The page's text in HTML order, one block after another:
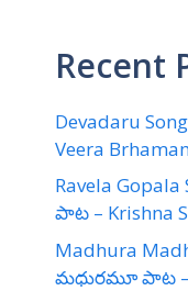
Recent
Devadaru
Veera
Ravela
పాట – Krishna
Madhura
మధురమూ పాట –